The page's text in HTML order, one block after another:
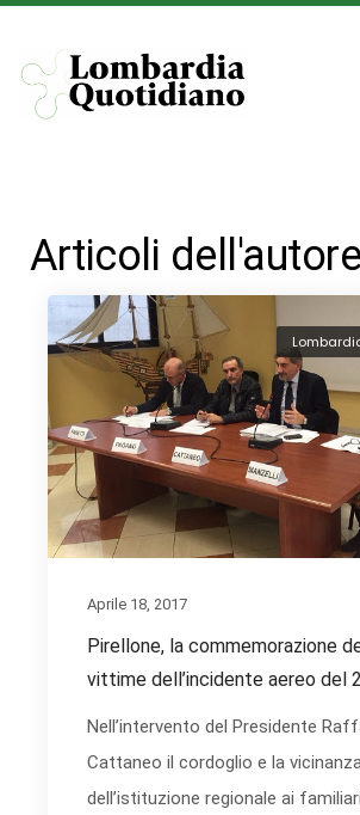
Articoli dell'autore
Aprile 18, 2017
Pirellone, la commemorazione
vittime dell’incidente aereo del
Nell’intervento del Presidente
Cattaneo il cordoglio e la
dell’istituzione regionale ai